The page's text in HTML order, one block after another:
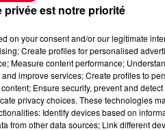
1. Cette réglementation, la
dans neuf villes françaises,
Cela aurait dû être de même
les organisateurs à
privée est notre priorité
on your consent and/or our legitimate
Create profiles for personalised
Measure content performance;
improve services; Create profiles to
Ensure security, prevent and
privacy choices. These technologies
Identify devices based on
from other data sources; Link different